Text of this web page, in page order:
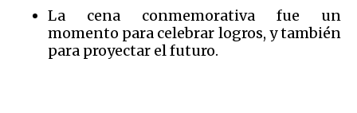
La cena conmemorativa fue un
momento para celebrar logros, y también
para proyectar el futuro.